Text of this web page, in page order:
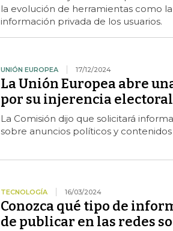
la evolución de herramientas como
información privada de los usuarios.
UNIÓN EUROPEA 17/12/2024
La Unión Europea abre
por su injerencia electoral
La Comisión dijo que solicitará
sobre anuncios políticos y
TECNOLOGÍA 16/03/2024
Conozca qué tipo de
de publicar en las redes